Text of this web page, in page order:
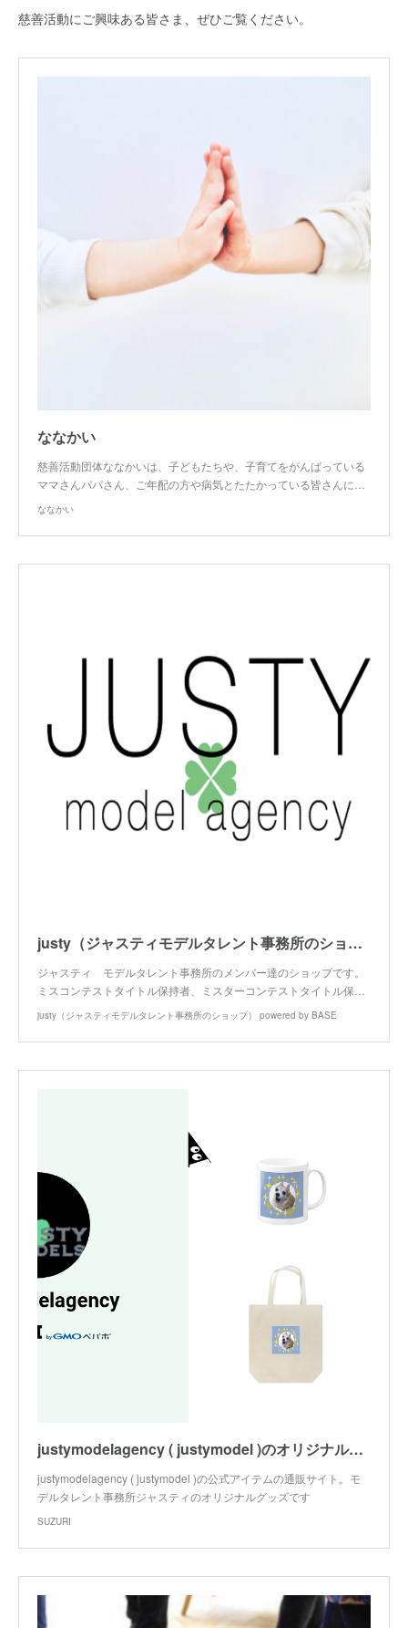
慈善活動にご興味ある皆さま、ぜひご覧ください。
ななかい
慈善活動団体ななかいは、子どもたちや、子育てをがんばっている
ママさんパパさん、ご年配の方や病気とたたかっている皆さんに…
ななかい
justy（ジャスティモデルタレント事務所のショップ） powered by BASE
ジャスティ モデルタレント事務所のメンバー達のショップです。
ミスコンテストタイトル保持者、ミスターコンテストタイトル保…
justy（ジャスティモデルタレント事務所のショップ） powered by BASE
justymodelagency ( justymodel )のオリジナルグッズ・アイテム通販 ∞ SUZURI（スズリ）
justymodelagency ( justymodel )の公式アイテムの通販サイト。モ
デルタレント事務所ジャスティのオリジナルグッズです
SUZURI